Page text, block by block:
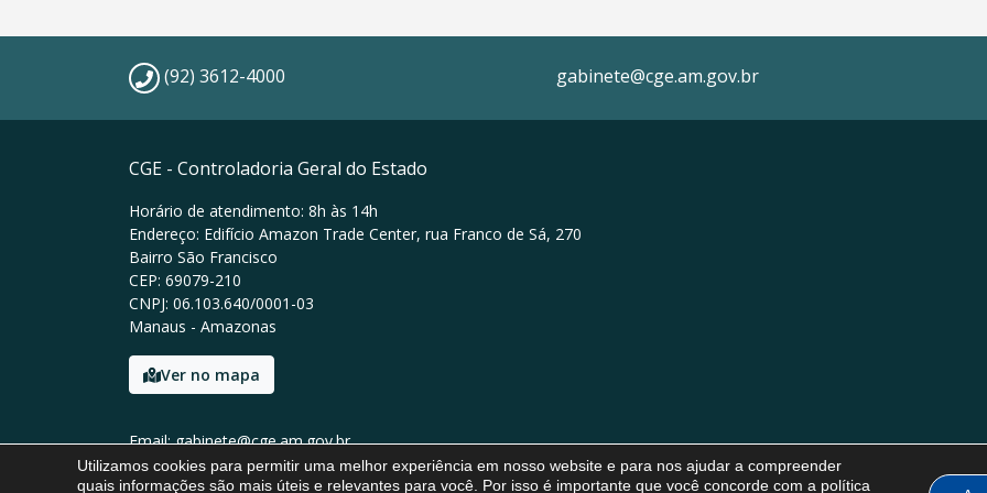
(92) 3612-4000 gabinete@cge.am.gov.br
CGE - Controladoria Geral do Estado
Horário de atendimento: 8h às 14h
Endereço: Edifício Amazon Trade Center, rua Franco de Sá, 270
Bairro São Francisco
CEP: 69079-210
CNPJ: 06.103.640/0001-03
Manaus - Amazonas
Ver no mapa
Email: gabinete@cge.am.gov.br
Tel: (92) 3612-4000
Utilizamos cookies para permitir uma melhor experiência em nosso website e para nos ajudar a compreender
quais informações são mais úteis e relevantes para você. Por isso é importante que você concorde com a política